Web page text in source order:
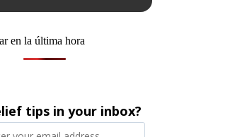
en la última hora
tips in your inbox?